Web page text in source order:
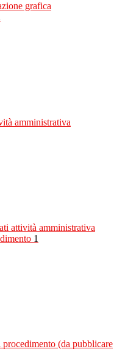
grafica
amministrativa
attività amministrativa
1
(da pubblicare